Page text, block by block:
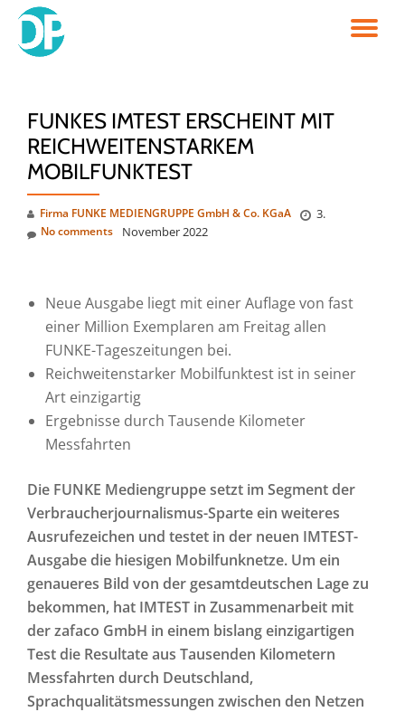
Skip
FUNKES IMTEST ERSCHEINT MIT
REICHWEITENSTARKEM
MOBILFUNKTEST
Firma FUNKE MEDIENGRUPPE GmbH & Co. KGaA
3.
November 2022
No comments
Neue Ausgabe liegt mit einer Auflage von fast
einer Million Exemplaren am Freitag allen
FUNKE-Tageszeitungen bei.
Reichweitenstarker Mobilfunktest ist in seiner
Art einzigartig
Ergebnisse durch Tausende Kilometer
Messfahrten
Die FUNKE Mediengruppe setzt im Segment der
Verbraucherjournalismus-Sparte ein weiteres
Ausrufezeichen und testet in der neuen IMTEST-
Ausgabe die hiesigen Mobilfunknetze. Um ein
genaueres Bild von der gesamtdeutschen Lage zu
bekommen, hat IMTEST in Zusammenarbeit mit
der zafaco GmbH in einem bislang einzigartigen
Test die Resultate aus Tausenden Kilometern
Messfahrten durch Deutschland,
Sprachqualitätsmessungen zwischen den Netzen